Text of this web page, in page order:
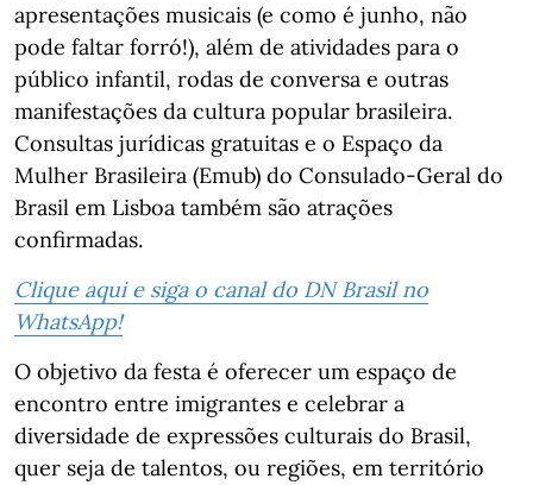
apresentações musicais (e como é junho, não
pode faltar forró!), além de atividades para o
público infantil, rodas de conversa e outras
manifestações da cultura popular brasileira.
Consultas jurídicas gratuitas e o Espaço da
Mulher Brasileira (Emub) do Consulado-Geral do
Brasil em Lisboa também são atrações
confirmadas.
Clique aqui e siga o canal do DN Brasil no
WhatsApp!
O objetivo da festa é oferecer um espaço de
encontro entre imigrantes e celebrar a
diversidade de expressões culturais do Brasil,
quer seja de talentos, ou regiões, em território